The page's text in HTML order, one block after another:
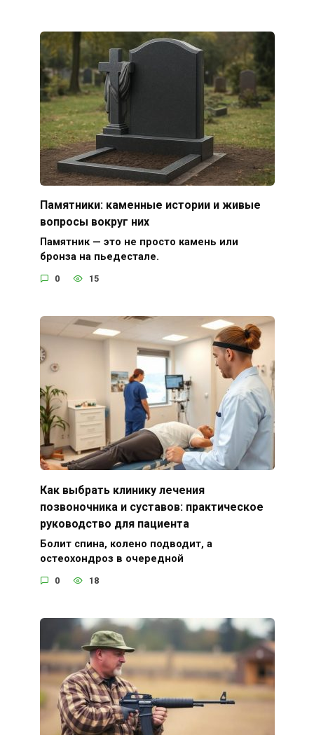
Памятники: каменные истории и живые
вопросы вокруг них
Памятник — это не просто камень или
бронза на пьедестале.
0 15
Как выбрать клинику лечения
позвоночника и суставов: практическое
руководство для пациента
Болит спина, колено подводит, а
остеохондроз в очередной
0 18